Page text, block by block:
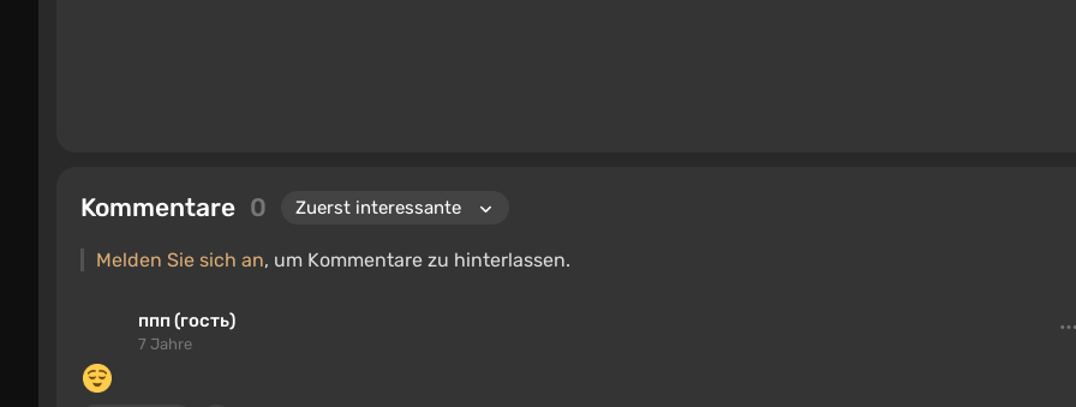
Kommentare 0
Melden Sie sich an, um Kommentare zu hinterlassen.
ппп (гость)
7 Jahre